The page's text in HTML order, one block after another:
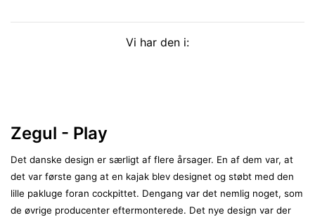
Vi har den i:
Zegul - Play
Det danske design er særligt af flere årsager. En af dem var, at
det var første gang at en kajak blev designet og støbt med den
lille pakluge foran cockpittet. Dengang var det nemlig noget, som
de øvrige producenter eftermonterede. Det nye design var der